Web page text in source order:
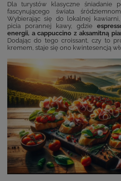
Dla turystów klasyczne śniadanie
fascynującego świata
Wybierając się do lokalnej
picia porannej kawy, gdzie
energii, a cappuccino z aksamitną
Dodając do tego croissant, czy to
kremem, staje się ono kwintesencją